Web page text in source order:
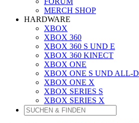
MERCH SHOP
HARDWARE
XBOX
XBOX 360
XBOX 360 S UND E
XBOX 360 KINECT
XBOX ONE
XBOX ONE S UND ALL-
XBOX ONE X
XBOX SERIES S
XBOX SERIES X